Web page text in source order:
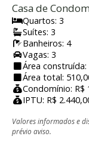
Casa de
Quartos: 3
Suítes: 3
Banheiros: 4
Vagas: 3
Área construída:
Área total:
Condomínio: R$
IPTU: R$
Valores informados e
prévio aviso.